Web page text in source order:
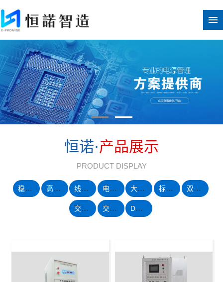
恒诺·产品展示
PRODUCT DISPLAY
稳压稳流直流电源 高压直流电源 线性直流电源 电容器纹波耐久性测试电源 大功率可控硅整流电源 标准机箱模块化电源 双向电源
交流恒流源 交流变频恒压源 DC转AC逆变电源